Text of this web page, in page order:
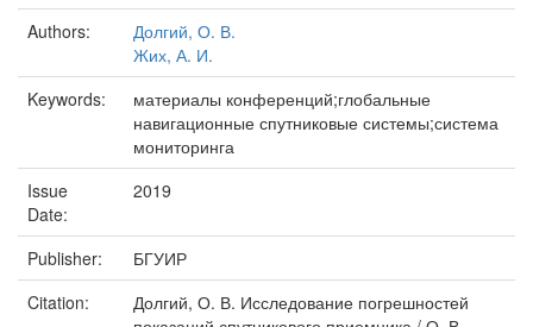
Authors:
Долгий, О. В.
Жих, А. И.
Keywords:
материалы конференций;глобальные
навигационные спутниковые системы;система
мониторинга
Issue
Date:
2019
Publisher:
БГУИР
Citation:
Долгий, О. В. Исследование погрешностей